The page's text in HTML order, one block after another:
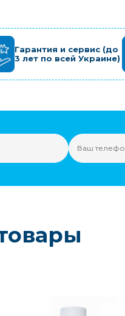
Гарантия и сервис (до
3 лет по всей Украине)